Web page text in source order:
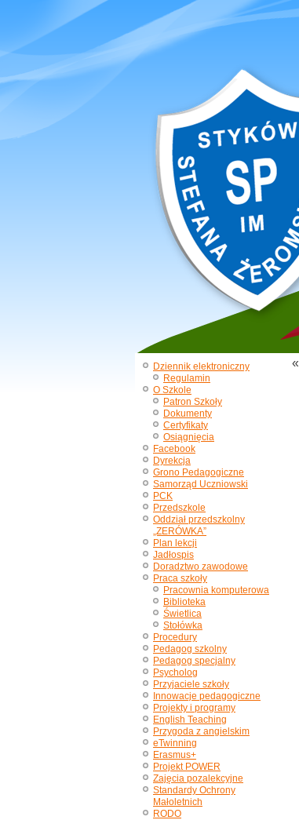
Dziennik elektroniczny
Regulamin
O Szkole
Patron Szkoły
Dokumenty
Certyfikaty
Osiągnięcia
Facebook
Dyrekcja
Grono Pedagogiczne
Samorząd Uczniowski
PCK
Przedszkole
Oddział przedszkolny
„ZERÓWKA”
Plan lekcji
Jadłospis
Doradztwo zawodowe
Praca szkoły
Pracownia komputerowa
Biblioteka
Świetlica
Stołówka
Procedury
Pedagog szkolny
Pedagog specjalny
Psycholog
Przyjaciele szkoły
Innowacje pedagogiczne
Projekty i programy
English Teaching
Przygoda z angielskim
eTwinning
Erasmus+
Projekt POWER
Zajęcia pozalekcyjne
Standardy Ochrony
Małoletnich
RODO
«